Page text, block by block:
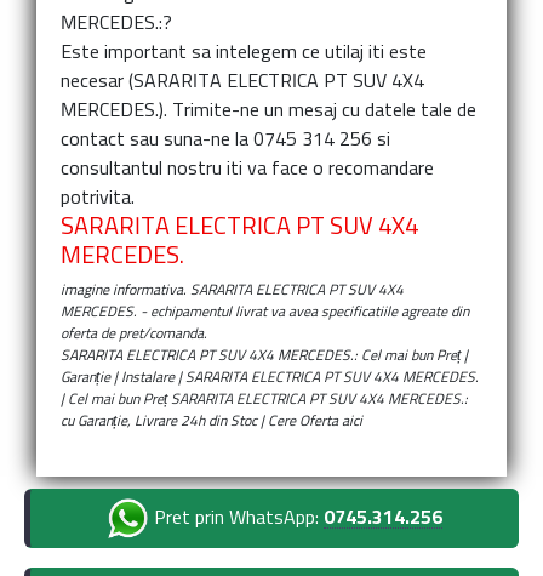
MERCEDES.:?
Este important sa intelegem ce utilaj iti este
necesar (SARARITA ELECTRICA PT SUV 4X4
MERCEDES.). Trimite-ne un mesaj cu datele tale de
contact sau suna-ne la 0745 314 256 si
consultantul nostru iti va face o recomandare
potrivita.
SARARITA ELECTRICA PT SUV 4X4
MERCEDES.
imagine informativa. SARARITA ELECTRICA PT SUV 4X4
MERCEDES. - echipamentul livrat va avea specificatiile agreate din
oferta de pret/comanda.
SARARITA ELECTRICA PT SUV 4X4 MERCEDES.: Cel mai bun Preț |
Garanție | Instalare | SARARITA ELECTRICA PT SUV 4X4 MERCEDES.
| Cel mai bun Preț SARARITA ELECTRICA PT SUV 4X4 MERCEDES.:
cu Garanție, Livrare 24h din Stoc | Cere Oferta aici
Pret prin WhatsApp: 0745.314.256